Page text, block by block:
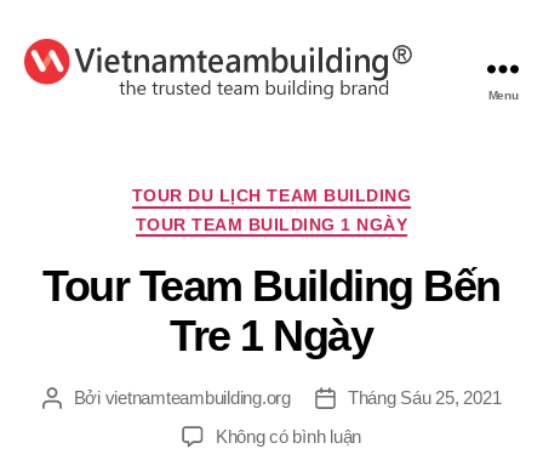
Menu
Chuyên
mục
TOUR DU LỊCH TEAM BUILDING
TOUR TEAM BUILDING 1 NGÀY
Tour Team Building Bến
Tre 1 Ngày
TácBởi vietnamteambuilding.org
Ngày
đăng
Tháng Sáu 25, 2021
Không có bình luậnở